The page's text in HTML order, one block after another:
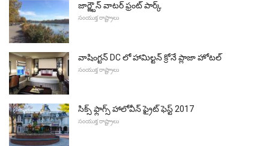
జార్జ్టౌన్ వాటర్ ఫ్రంట్ పార్క్
సంయుక్త రాష్ట్రాలు
వాషింగ్టన్ DC లో హామిల్టన్ క్రోనే ప్లాజా హోటల్
సంయుక్త రాష్ట్రాలు
సిక్స్ ఫ్లాగ్స్ హాలోవీన్ ఫ్రైట్ ఫెస్ట్ 2017
సంయుక్త రాష్ట్రాలు